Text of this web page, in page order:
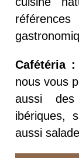
Cafétéria :
nous vous
aussi des
ibériques,
aussi